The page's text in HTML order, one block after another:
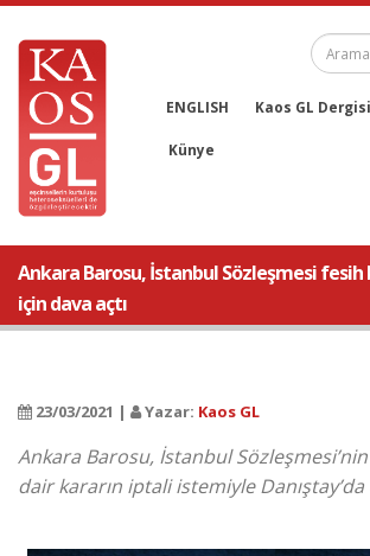
ENGLISH Kaos GL Dergisi
Künye
Ankara Barosu, İstanbul Sözleşmesi fesih
için dava açtı
23/03/2021 | Yazar: Kaos GL
Ankara Barosu, İstanbul
dair kararın iptali istemiyle Danıştay’da